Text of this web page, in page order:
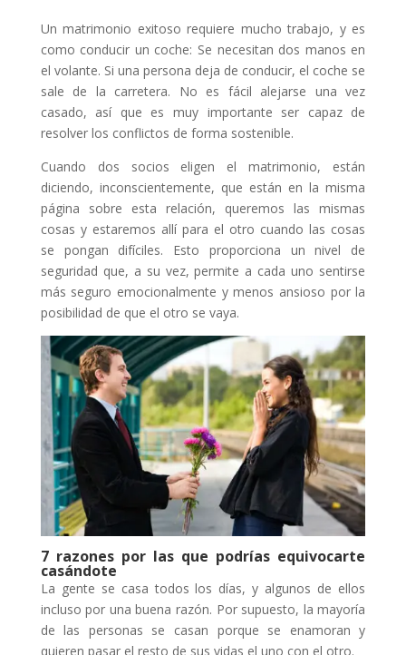
Un matrimonio exitoso requiere mucho trabajo, y es
como conducir un coche: Se necesitan dos manos en
el volante. Si una persona deja de conducir, el coche se
sale de la carretera. No es fácil alejarse una vez
casado, así que es muy importante ser capaz de
resolver los conflictos de forma sostenible.
Cuando dos socios eligen el matrimonio, están
diciendo, inconscientemente, que están en la misma
página sobre esta relación, queremos las mismas
cosas y estaremos allí para el otro cuando las cosas
se pongan difíciles. Esto proporciona un nivel de
seguridad que, a su vez, permite a cada uno sentirse
más seguro emocionalmente y menos ansioso por la
posibilidad de que el otro se vaya.
7 razones por las que podrías equivocarte
casándote
La gente se casa todos los días, y algunos de ellos
incluso por una buena razón. Por supuesto, la mayoría
de las personas se casan porque se enamoran y
quieren pasar el resto de sus vidas el uno con el otro.